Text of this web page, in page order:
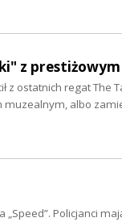
z
z ostatnich regat The
muzealnym, albo
Policjanci